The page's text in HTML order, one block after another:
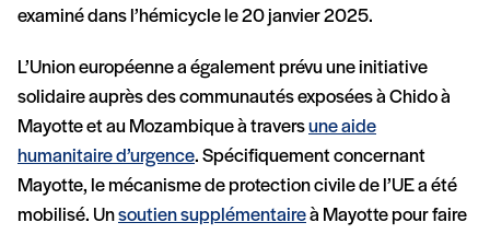
examiné dans l’hémicycle le 20 janvier 2025.
L’Union européenne a également prévu une initiative
solidaire auprès des communautés exposées à Chido à
Mayotte et au Mozambique à traversune aide
humanitaire d’urgence. Spécifiquement concernant
Mayotte, le mécanisme de protection civile de l’UE a été
mobilisé. Unsoutien supplémentaireà Mayotte pour faire